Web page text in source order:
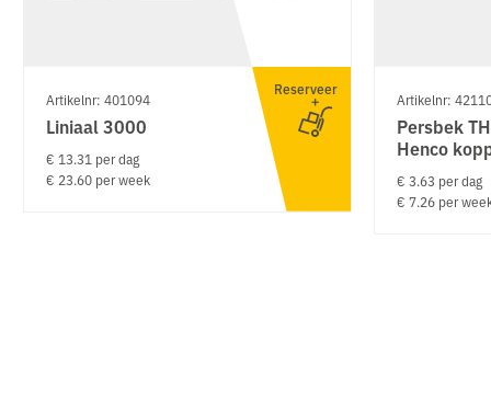
Artikelnr: 401094
Liniaal 3000
€ 13.31 per dag
€ 23.60 per week
Reserveer
Artikelnr:
Persbek
Henco
€ 3.63 per dag
€ 7.26 per